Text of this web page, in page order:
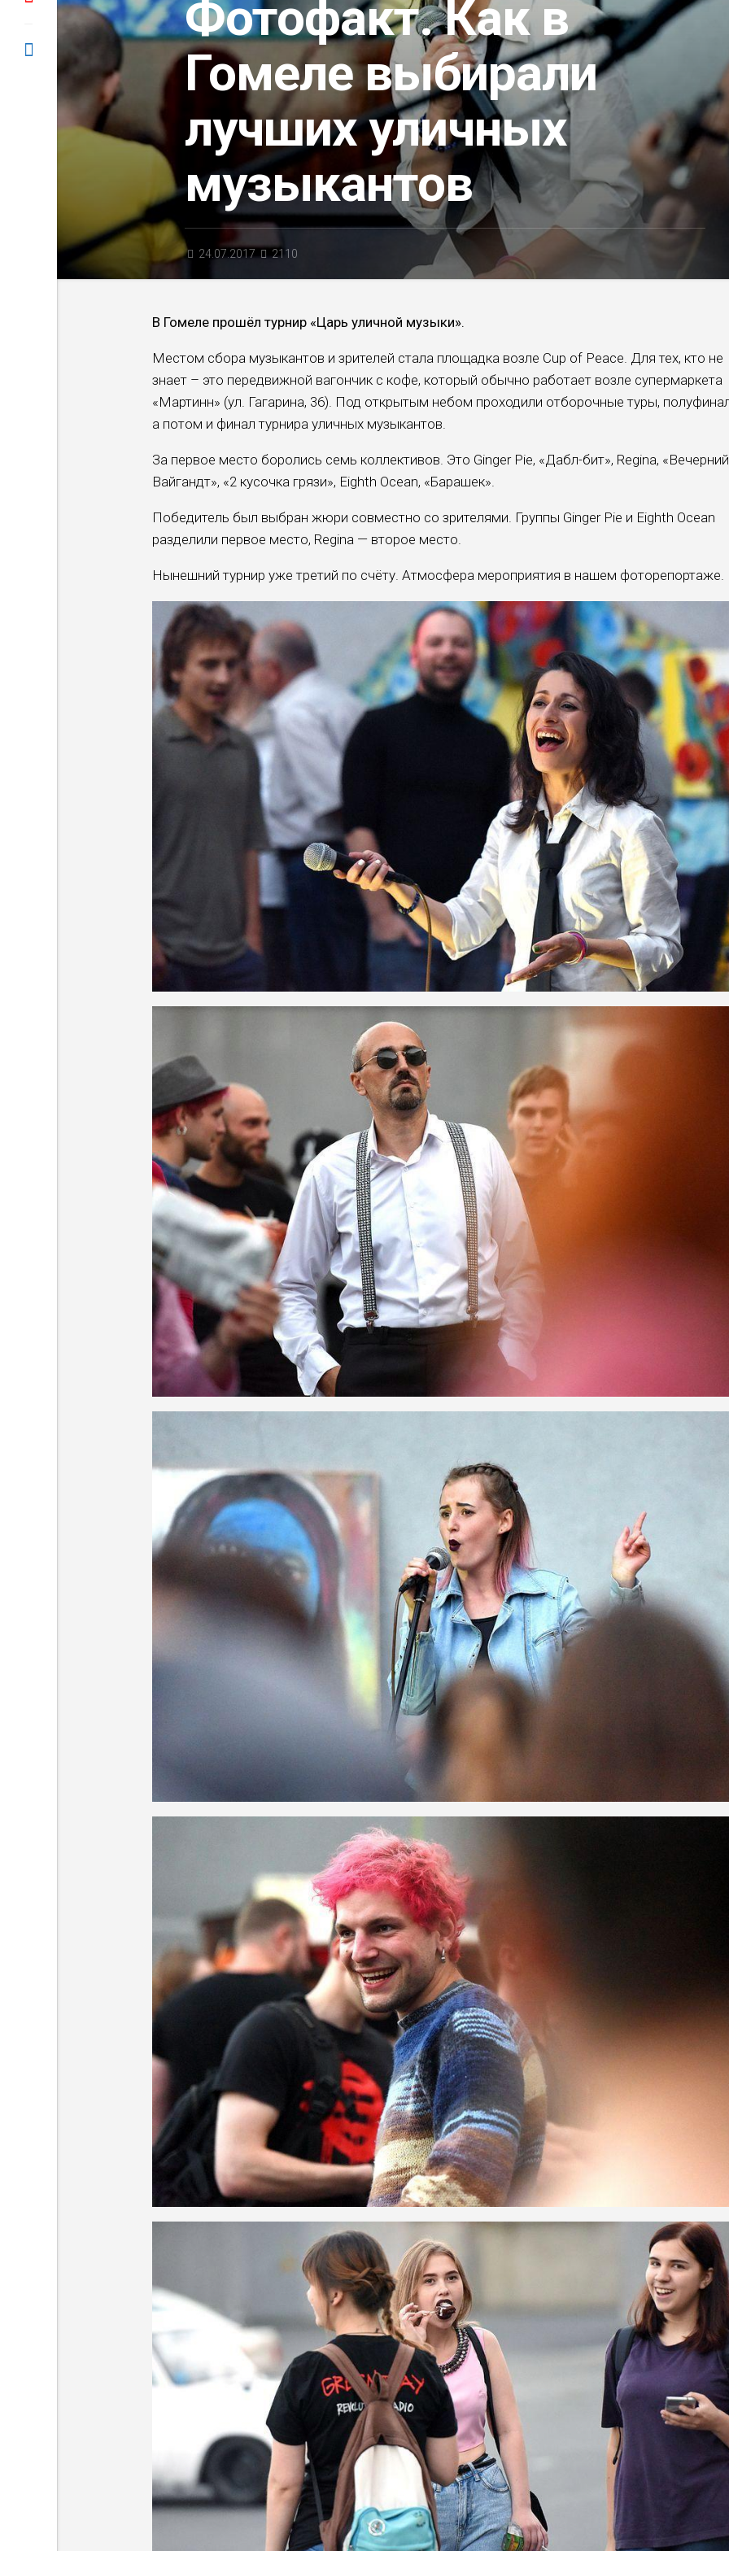
Фотофакт. Как в
Гомеле выбирали
лучших уличных
музыкантов
24.07.2017 2110
В Гомеле прошёл турнир «Царь уличной музыки».
Местом сбора музыкантов и зрителей стала площадка возле Cup of Peace. Для тех, кто не
знает – это передвижной вагончик с кофе, который обычно работает возле супермаркета
«Мартинн» (ул. Гагарина, 36). Под открытым небом проходили отборочные туры,
а потом и финал турнира уличных музыкантов.
За первое место боролись семь коллективов. Это Ginger Pie, «Дабл-бит», Regina, «Вечерний
Вайгандт», «2 кусочка грязи», Eighth Ocean, «Барашек».
Победитель был выбран жюри совместно со зрителями. Группы Ginger Pie и Eighth Ocean
разделили первое место, Regina — второе место.
Нынешний турнир уже третий по счёту. Атмосфера мероприятия в нашем фоторепортаже.